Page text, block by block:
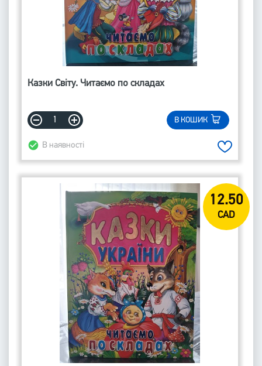
Казки Світу. Читаємо по складах
В КОШИК
В наявності
12.50
CAD